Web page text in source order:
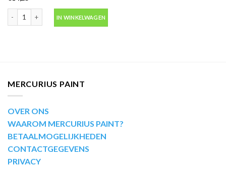
Motip Kompakt 44009 geel autolak in spuitbus 400ml aantal
IN WINKELWAGEN
MERCURIUS PAINT
OVER ONS
WAAROM MERCURIUS PAINT?
BETAALMOGELIJKHEDEN
CONTACTGEGEVENS
PRIVACY